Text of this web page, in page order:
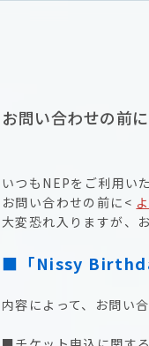
お問い合わせの前に
いつもNEPをご利用い
お問い合わせの前に<
大変恐れ入りますが、
■「Nissy
内容によって、お問い